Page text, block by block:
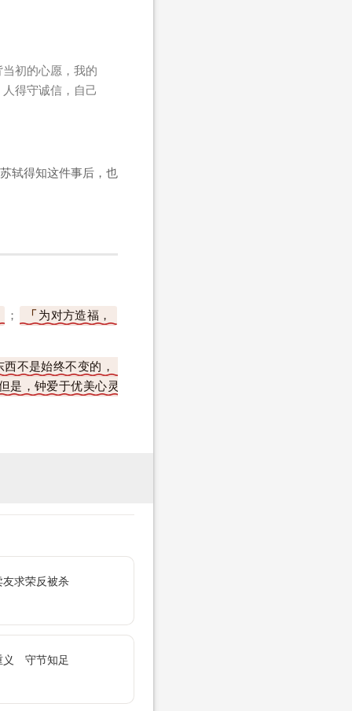
初的心愿，我的
得守诚信，自己
轼得知这件事后，也
； 为对方造福，
不是始终不变的，
是，钟爱于优美心灵
求荣反被杀
义 守节知足